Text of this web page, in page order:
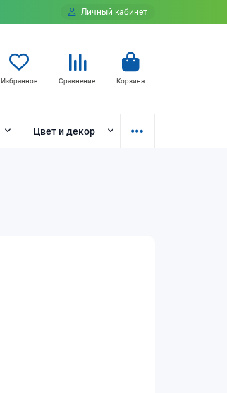
Личный кабинет
Избранное Сравнение Корзина
Цвет и декор